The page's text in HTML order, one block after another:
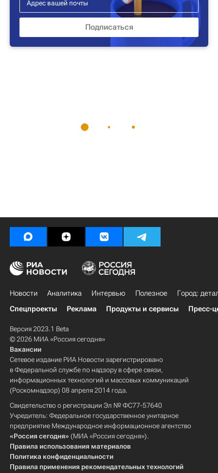
Новости Аналитика Интервью Полезное
Город:
Спецпроекты
Реклама Продукты и сервисы Пресс-
Версия 2023.1 Beta
© 2026 МИА «Россия сегодня»
Вакансии
Сетевое издание РИА Новости зарегистрировано
в Федеральной службе по надзору в сфере связи,
информационных технологий и массовых коммуникаций
(Роскомнадзор) 08 апреля 2014 года.
Свидетельство о регистрации Эл № ФС77-57640
Учредитель: Федеральное государственное унитарное
предприятие Международное информационное агентство
«Россия сегодня» (МИА «Россия сегодня»).
Правила использования материалов
Политика конфиденциальности
Правила применения рекомендательных технологий